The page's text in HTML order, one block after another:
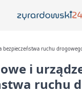
bezpieczeństwa ruchu
i
ruchu